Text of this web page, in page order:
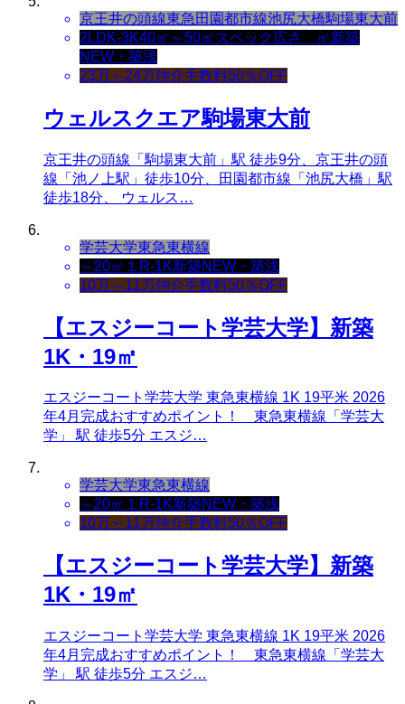
京王井の頭線東急田園都市線池尻大橋駒場東大前
2LDK-3K40㎡～50㎡ スペック 広さ ㎡新築
NEW・築浅
23万～24万仲介手数料50％OFF
ウェルスクエア駒場東大前
京王井の頭線「駒場東大前」駅 徒歩9分、京王井の頭
線「池ノ上駅」徒歩10分、田園都市線「池尻大橋」駅
徒歩18分、 ウェルス…
学芸大学東急東横線
～20㎡ １R-1K新築NEW・築浅
10万～11万仲介手数料50％OFF
【エスジーコート学芸大学】新築
1K・19㎡
エスジーコート学芸大学 東急東横線 1K 19平米 2026
年4月完成おすすめポイント！ 東急東横線「学芸大
学」 駅 徒歩5分 エスジ…
学芸大学東急東横線
～20㎡ １R-1K新築NEW・築浅
10万～11万仲介手数料50％OFF
【エスジーコート学芸大学】新築
1K・19㎡
エスジーコート学芸大学 東急東横線 1K 19平米 2026
年4月完成おすすめポイント！ 東急東横線「学芸大
学」 駅 徒歩5分 エスジ…